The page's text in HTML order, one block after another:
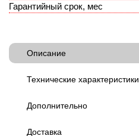
Гарантийный срок, мес
Описание
Технические характеристики
Дополнительно
Доставка